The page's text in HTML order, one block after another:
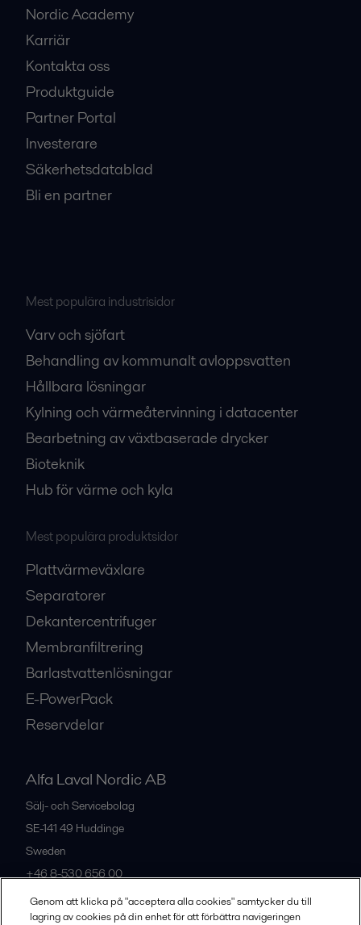
Nordic Academy
Karriär
Kontakta oss
Produktguide
Partner Portal
Investerare
Säkerhetsdatablad
Bli en partner
Mest populära industrisidor
Varv och sjöfart
Behandling av kommunalt avloppsvatten
Hållbara lösningar
Kylning och värmeåtervinning i datacenter
Bearbetning av växtbaserade drycker
Bioteknik
Hub för värme och kyla
Mest populära produktsidor
Plattvärmeväxlare
Separatorer
Dekantercentrifuger
Membranfiltrering
Barlastvattenlösningar
E-PowerPack
Reservdelar
Alfa Laval Nordic AB
Sälj- och Servicebolag
SE-141 49 Huddinge
Sweden
+46 8-530 656 00
Genom att klicka på "acceptera alla cookies" samtycker du till
lagring av cookies på din enhet för att förbättra navigeringen